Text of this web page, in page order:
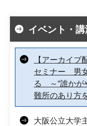
イベント・
【アーカイブ
セミナー 男
る ～“誰かが
難所のあり方
大阪公立大学